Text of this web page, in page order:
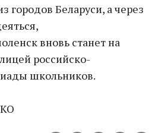
городов Беларуси, а через
вновь станет на
российско-
школьников.